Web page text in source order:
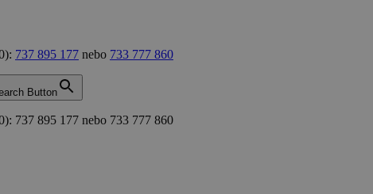
737 895 177 nebo 733 777 860
Button
737 895 177 nebo 733 777 860